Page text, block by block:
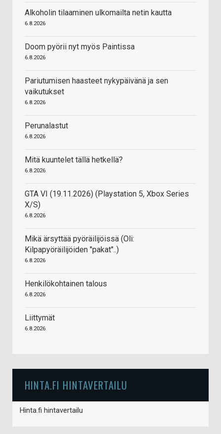
Alkoholin tilaaminen ulkomailta netin kautta
6.8.2026
Doom pyörii nyt myös Paintissa
6.8.2026
Pariutumisen haasteet nykypäivänä ja sen
vaikutukset
6.8.2026
Perunalastut
6.8.2026
Mitä kuuntelet tällä hetkellä?
6.8.2026
GTA VI (19.11.2026) (Playstation 5, Xbox Series
X/S)
6.8.2026
Mikä ärsyttää pyöräilijöissä (Oli:
Kilpapyöräilijöiden "pakat"..)
6.8.2026
Henkilökohtainen talous
6.8.2026
Liittymät
6.8.2026
HINTA.FI HINTAVERTAILU
Hinta.fi hintavertailu